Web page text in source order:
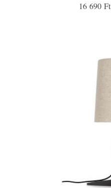
16 690 Ft